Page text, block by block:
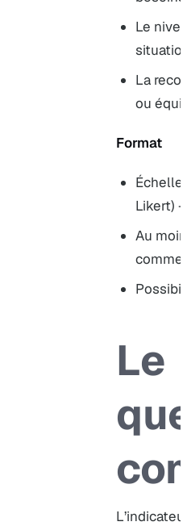
Le
La
ou
Format
Échelle
Likert)
Au
Le